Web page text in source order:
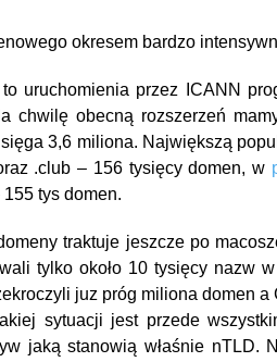
okresem bardzo
uruchomienia przez ICANN
chwilę obecną rozszerzeń
sięga 3,6 miliona. Największą
.club – 156 tysięcy domen, w
tys domen.
traktuje jeszcze po
tylko około 10 tysięcy nazw
juz próg miliona domen a
sytuacji jest przede
jaką stanowią właśnie nTLD.